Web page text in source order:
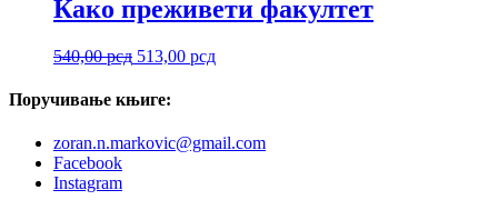
540,00 рсд.
Како преживети факултет
540,00рсд Оригинална
је
540,00 рсд.
513,00 рсдТренутна
Поручивање књиге:
zoran.n.markovic@gmail.com
Facebook
Instagram